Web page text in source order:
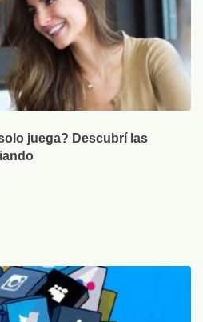
juega? Descubrí las